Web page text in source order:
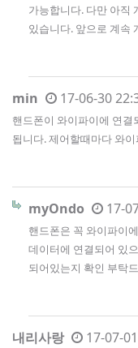
가능합니다. 다만 아직
있습니다. 앞으로 계속
min 17-06-30
핸드폰이 와이파이에 연결
됩니다. 제어할때마다 와
myOndo 17-
핸드폰은 꼭 와이파이
데이터에 연결되어 있
되어있는지 확인 부탁
내리사랑 17-07-